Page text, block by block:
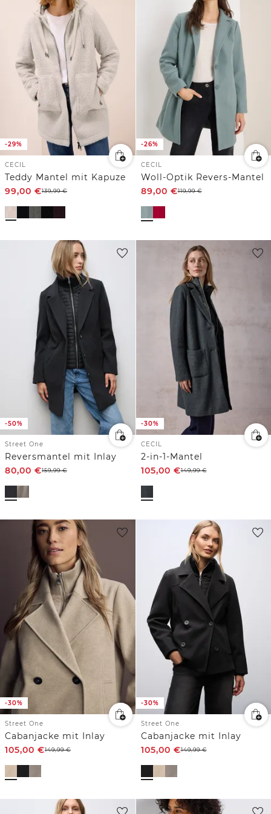
-29%
CECIL
Teddy Mantel mit Kapuze
99,00 €139,99€
-26%
CECIL
Woll-Optik Revers-Mantel
89,00 €119,99€
-50%
Street One
Reversmantel mit Inlay
80,00 €159,99€
-30%
CECIL
2-in-1-Mantel
105,00 €149,99€
-30%
Street One
Cabanjacke mit Inlay
105,00 €149,99€
-30%
Street One
Cabanjacke mit Inlay
105,00 €149,99€